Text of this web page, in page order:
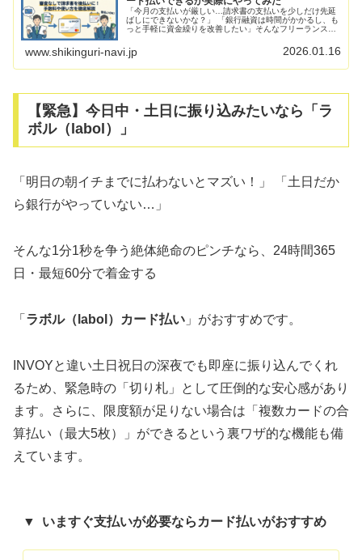
「今月の支払いが厳しい…請求書の支払いを少しだけ先延
ばしにできないかな？」 「銀行融資は時間がかかるし、も
っと手軽に資金繰りを改善したい」そんなフリーランスや
クレジットカード決済に切り替え...
www.shikinguri-navi.jp 2026.01.16
【緊急】今日中・土日に振り込みたいなら「ラ
ボル（labol）」
「明日の朝イチまでに払わないとマズい！」 「土日だか
ら銀行がやっていない…」
そんな1分1秒を争う絶体絶命のピンチなら、24時間365
日・最短60分で着金する
「 ラボル（labol）カード払い 」がおすすめです。
INVOYと違い土日祝日の深夜でも即座に振り込んでくれ
るため、緊急時の「切り札」として圧倒的な安心感があり
ます。さらに、限度額が足りない場合は「複数カードの合
算払い（最大5枚）」ができるという裏ワザ的な機能も備
えています。
▼ いますぐ支払いが必要ならlabolカード払いがおすすめ